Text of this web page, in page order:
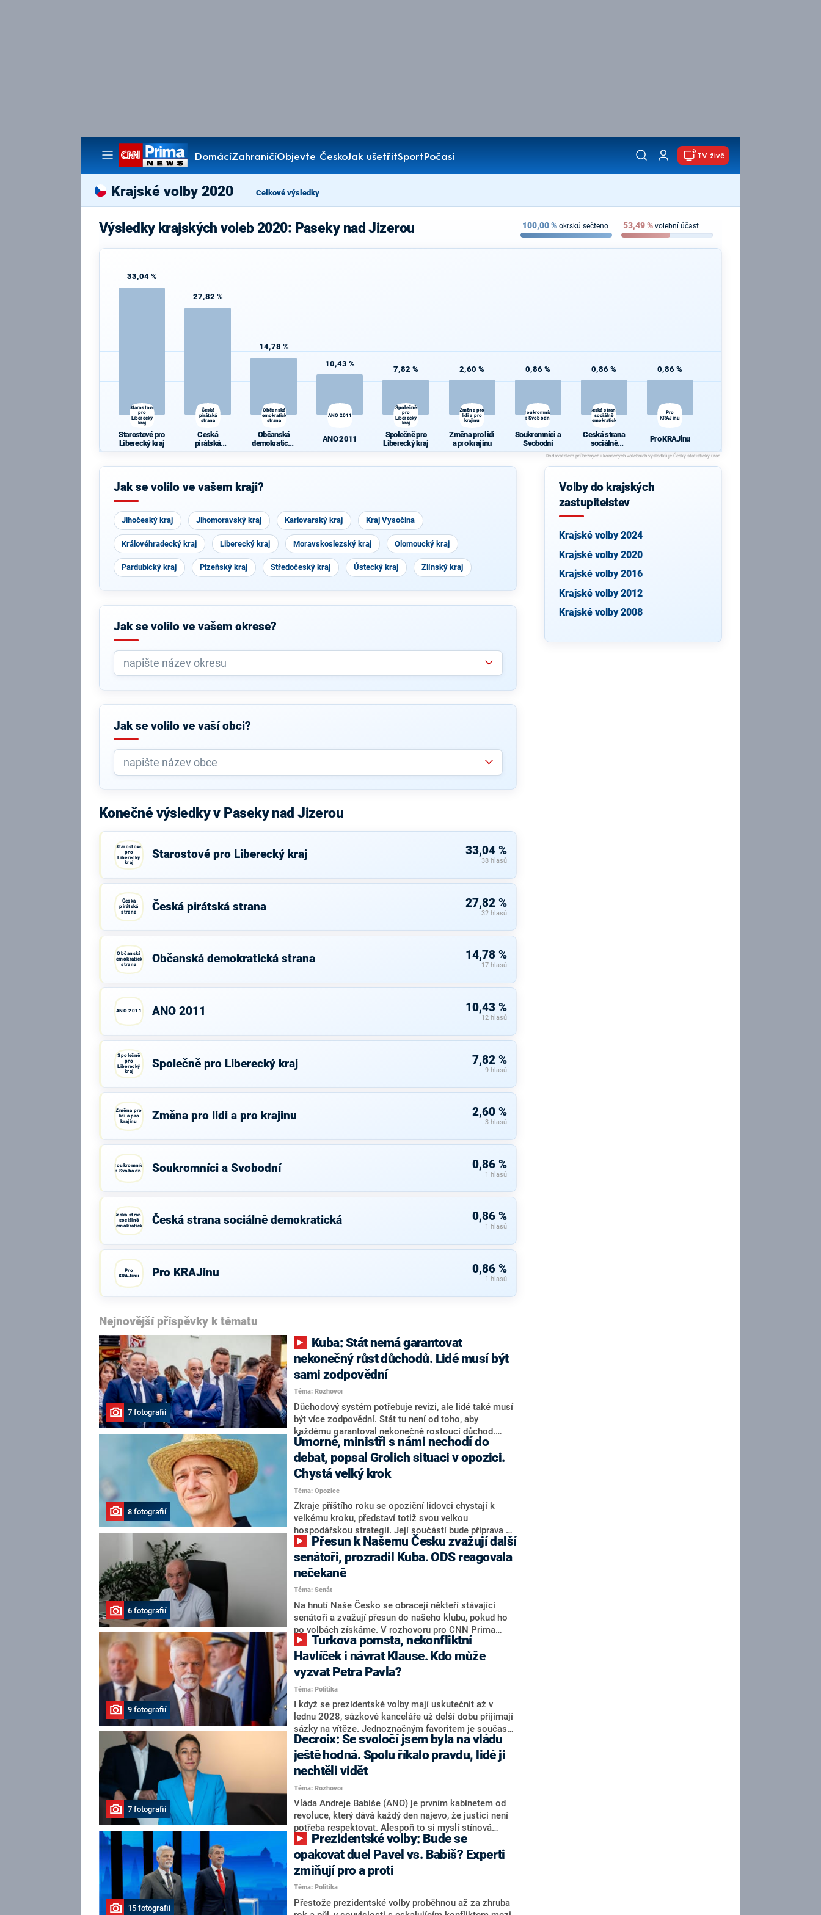
DomácíZahraničíObjevte ČeskoJak ušetřitSportPočasí
Pořady
TV živě
Krajské volby 2020 Celkové výsledky
Výsledky krajských voleb 2020: Paseky nad Jizerou 100,00% okrsků sečteno 53,49% volební účast
33,04 %
Starostové
pro
Liberecký
kraj
Starostové pro
Liberecký kraj
27,82 %
Česká
pirátská
strana
Česká
pirátská
14,78 %
Občanská
demokratická
strana
Občanská
demokratická
10,43 %
ANO 2011
ANO 2011
7,82 %
Společně
pro
Liberecký
kraj
Společně pro
Liberecký kraj
2,60 %
Změna pro
lidi a pro
krajinu
Změna pro lidi
a pro krajinu
0,86 %
Soukromníci
a Svobodní
Soukromníci a
Svobodní
0,86 %
Česká strana
sociálně
demokratická
Česká strana
sociálně
demokratická
0,86 %
Pro
KRAJinu
Pro KRAJinu
Jak se volilo ve vašem kraji?
Jihočeský kraj Jihomoravský kraj Karlovarský kraj Kraj Vysočina
Královéhradecký kraj Liberecký kraj Moravskoslezský kraj Olomoucký kraj
Pardubický kraj Plzeňský kraj Středočeský kraj Ústecký kraj Zlínský kraj
Jak se volilo ve vašem okrese?
Jak se volilo ve vaší obci?
Konečné výsledky v Paseky nad Jizerou
Starostové
pro
Liberecký
kraj
Starostové pro Liberecký kraj 33,04 %
38 hlasů
Česká
pirátská
strana
Česká pirátská strana 27,82 %
32 hlasů
Občanská
demokratická
strana
Občanská demokratická strana 14,78 %
17 hlasů
ANO 2011 ANO 2011 10,43 %
12 hlasů
Společně
pro
Liberecký
kraj
Společně pro Liberecký kraj 7,82 %
9 hlasů
Změna pro
lidi a pro
krajinu
Změna pro lidi a pro krajinu 2,60 %
3 hlasů
Soukromníci
a Svobodní
Soukromníci a Svobodní 0,86 %
1 hlasů
Česká strana
sociálně
demokratická
Česká strana sociálně demokratická 0,86 %
1 hlasů
Pro
KRAJinu
Pro KRAJinu 0,86 %
1 hlasů
Nejnovější příspěvky k tématu
7 fotografií
nekonečný růst důchodů. Lidé musí být
sami zodpovědní
Téma: Rozhovor
Důchodový systém potřebuje revizi, ale lidé také musí
být více zodpovědní. Stát tu není od toho, aby
každému garantoval nekonečně rostoucí důchod.
Chybí tu nový systém a my ho představíme,řekl
hejtman Jihočeského kraje a předseda hnutí Naše
Česko Martin Kuba v rozhovoru pro CNN Prima NEWS.
V čele státu pak podle něj nemůže být člověk, který by
střetem zájmů omezoval čerpání financí a rozvoj,
dodal. Řešení u Andreje Babiše ale hodnotit nechtěl.
8 fotografií
Úmorné, ministři s námi nechodí do
debat, popsal Grolich situaci v opozici.
Chystá velký krok
Téma: Opozice
Zkraje příštího roku se opoziční lidovci chystají k
velkému kroku, představí totiž svou velkou
hospodářskou strategii. Její součástí bude příprava na
stárnutí populace, řekl ve středu na setkání s novináři
nový předseda lidovců Jan Grolich. Ten zároveň v
senátních volbách kandiduje ve Vyškově. Popsal i
aktivitu opozice, o níž vládní strany nebo političtí
komentátoři mluví jako o slabé a v defenzivě. „Je to
úmorná práce upozorňovat na chyby vlády. Ministři s
námi navíc nechodí do debat. Chceme ale ukazovat
svoje témata,“ odpověděl Grolich na dotaz CNN Prima
NEWS.
6 fotografií
senátoři, prozradil Kuba. ODS reagovala
nečekaně
Téma: Senát
Na hnutí Naše Česko se obracejí někteří stávající
senátoři a zvažují přesun do našeho klubu, pokud ho
po volbách získáme. V rozhovoru pro CNN Prima
NEWS to řekl zakladatel hnutí a jihočeský hejtman
Martin Kuba. Konkrétní nebyl, ale získat by takto mohl
například senátora Zdeňka Hrabu, který je dnes
součástí klubu ODS a TOP 09. Hraba to na dotaz
redakce nevyloučil. Předseda klubu senátorů ODS
Zdeněk Nytra redakci řekl, že počítá s odchodem
některých senátorů z klubu a že Naše Česko není
nepřítel, ale soupeř.
9 fotografií
Havlíček i návrat Klause. Kdo může
vyzvat Petra Pavla?
Téma: Politika
I když se prezidentské volby mají uskutečnit až v
lednu 2028, sázkové kanceláře už delší dobu přijímají
sázky na vítěze. Jednoznačným favoritem je současná
hlava státu Petr Pavel. Daleko za ním pak bookmakeři
zmiňují dva výrazné politiky ANO, tedy premiéra
Andreje Babiše a ministra průmyslu Karla Havlíčka.
Oblíbeným tipem samotných sázkařů je poslanec za
Motoristy Filip Turek. Politolog Jan Kubáček nicméně
o případné kandidatuře kohokoliv ze zmíněné trojice
značně pochybuje. Podle něj současná koalice dosud
nemá osobu, která by Pavlovi mohla konkurovat.
7 fotografií
Decroix: Se svoločí jsem byla na vládu
ještě hodná. Spolu říkalo pravdu, lidé ji
nechtěli vidět
Téma: Rozhovor
Vláda Andreje Babiše (ANO) je prvním kabinetem od
revoluce, který dává každý den najevo, že justici není
potřeba respektovat. Alespoň to si myslí stínová
ministryně spravedlnosti ODS Eva Decroix. V
rozhovoru pro CNN Prima NEWS si nebrala servítky
ohledně politického výkonu svého nástupce Jeronýma
Tejce (za ANO) či vládní zmocněnkyně pro lidská
práva Taťány Malé (ANO). Označením „svoloč“ na
adresu vlády prý byla ještě hodná. Decroix se také
15 fotografií
opakovat duel Pavel vs. Babiš? Experti
zmiňují pro a proti
Téma: Politika
Přestože prezidentské volby proběhnou až za zhruba
Volby do krajských
zastupitelstev
Krajské volby 2024
Krajské volby 2020
Krajské volby 2016
Krajské volby 2012
Krajské volby 2008